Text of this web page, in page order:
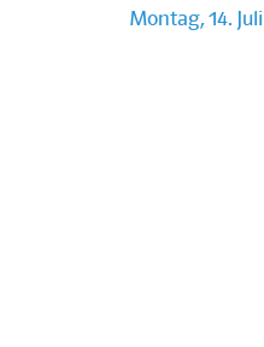
Montag, 14.